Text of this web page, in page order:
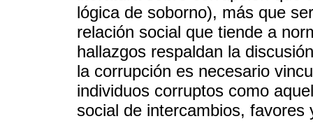
lógica de soborno), más que
relación social que tiende a
hallazgos respaldan la
la corrupción es necesario
individuos corruptos como
social de intercambios, favores